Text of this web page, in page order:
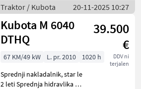
Common-Rail-Einspritzung
•
Traktor / Kubota 20-11-2025 10:27
Kubota M 6040
DTHQ
39.500
€
DDV ni
terjalen
67 KM/49 kW L. pr. 2010
1020 h
Sprednji nakladalnik, star le
2 leti Sprednja hidravlika V